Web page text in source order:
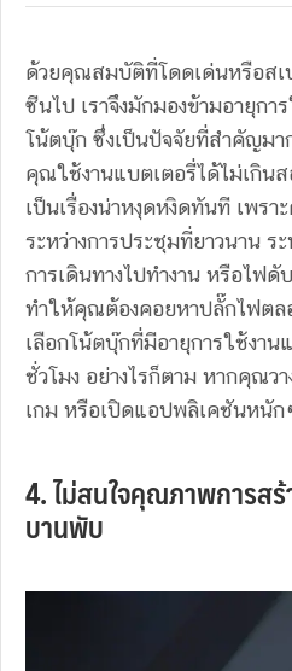
ด้วยคุณสมบัติที่โดดเด่นหรือสเ
ซีนไป เราจึงมักมองข้ามอายุกา
โน้ตบุ๊ก ซึ่งเป็นปัจจัยที่สำคัญมา
คุณใช้งานแบตเตอรี่ได้ไม่เกินส
เป็นเรื่องน่าหงุดหงิดทันที เพร
ระหว่างการประชุมที่ยาวนาน ร
การเดินทางไปทำงาน หรือไฟ
ทำให้คุณต้องคอยหาปลั๊กไฟตล
เลือกโน้ตบุ๊กที่มีอายุการใช้งาน
ชั่วโมง อย่างไรก็ตาม หากคุณว
เกม หรือเปิดแอปพลิเคชันหนัก
4. ไม่สนใจคุณภาพการส
บานพับ